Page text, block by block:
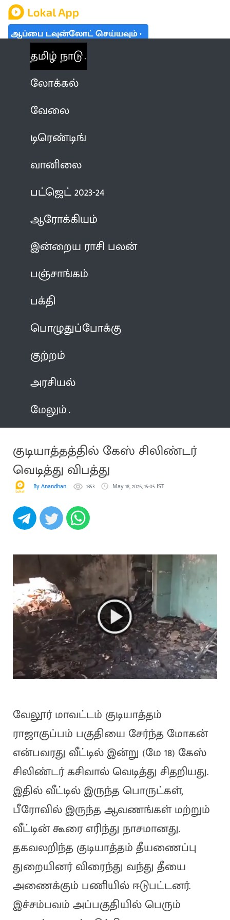
ஆப்பை டவுன்லோட் செய்யவும்
தமிழ் நாடு
லோக்கல்
வேலை
டிரெண்டிங்
வானிலை
பட்ஜெட் 2023-24
ஆரோக்கியம்
இன்றைய ராசி பலன்
பஞ்சாங்கம்
பக்தி
பொழுதுப்போக்கு
குற்றம்
அரசியல்
மேலும்
குடியாத்தத்தில் கேஸ் சிலிண்டர்
வெடித்து விபத்து
By Anandhan 1353 May 18, 2026, 15:05 IST
வேலூர் மாவட்டம் குடியாத்தம்
ராஜாகுப்பம் பகுதியை சேர்ந்த மோகன்
என்பவரது வீட்டில் இன்று (மே 18) கேஸ்
சிலிண்டர் கசிவால் வெடித்து சிதறியது.
இதில் வீட்டில் இருந்த பொருட்கள்,
பீரோவில் இருந்த ஆவணங்கள் மற்றும்
வீட்டின் கூரை எரிந்து நாசமானது.
தகவலறிந்த குடியாத்தம் தீயணைப்பு
துறையினர் விரைந்து வந்து தீயை
அணைக்கும் பணியில் ஈடுபட்டனர்.
இச்சம்பவம் அப்பகுதியில் பெரும்